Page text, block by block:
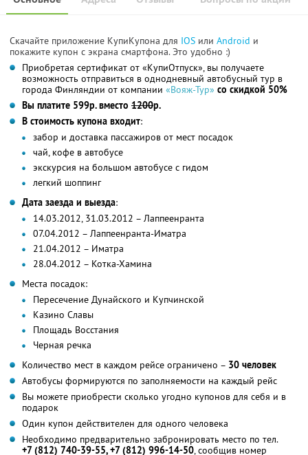
Скачайте приложение КупиКупона для IOS или Android и
покажите купон с экрана смартфона. Это удобно :)
Приобретая сертификат от «КупиОтпуск», вы получаете
возможность отправиться в однодневный автобусный тур в
города Финляндии от компании «Вояж-Тур» со скидкой 50%
Вы платите 599р. вместо 1200р.
В стоимость купона входит:
забор и доставка пассажиров от мест посадок
чай, кофе в автобусе
экскурсия на большом автобусе с гидом
легкий шоппинг
Дата заезда и выезда:
14.03.2012, 31.03.2012 – Лаппеенранта
07.04.2012 – Лаппеенранта-Иматра
21.04.2012 – Иматра
28.04.2012 – Котка-Хамина
Места посадок:
Пересечение Дунайского и Купчинской
Казино Славы
Площадь Восстания
Черная речка
Количество мест в каждом рейсе ограничено – 30 человек
Автобусы формируются по заполняемости на каждый рейс
Вы можете приобрести сколько угодно купонов для себя и в
подарок
Один купон действителен для одного человека
Необходимо предварительно забронировать место по тел.
+7 (812) 740-39-55, +7 (812) 996-14-50, сообщив номер